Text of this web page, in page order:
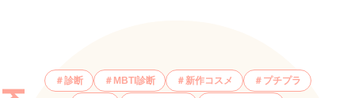
診断 MBTI診断 新作コスメ プチプラ